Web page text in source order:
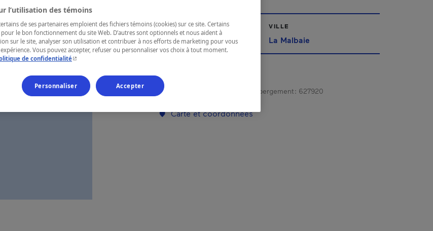
RÉGION
Charlevoix
VILLE
La Malbaie
Numéro d’enregistrement d’hébergement : 627920
Carte et coordonnées
l’utilisation des témoins
de ses partenaires emploient des fichiers témoins (cookies) sur ce site. Certains
le bon fonctionnement du site Web. D’autres sont optionnels et nous aident à
sur le site, analyser son utilisation et contribuer à nos efforts de marketing pour vous
Vous pouvez accepter, refuser ou personnaliser vos choix à tout moment.
de confidentialité- Cet hyperlien s'ouvrira dans une nouvelle fenêtre.
Personnaliser Accepter